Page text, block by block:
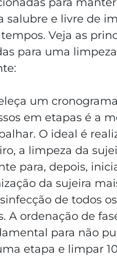
para
salubre e livre de
Veja as
para uma
um
em etapas é a
O ideal é
a limpeza da
para, depois,
da sujeira
de todos
A ordenação de
para não
etapa e limpar